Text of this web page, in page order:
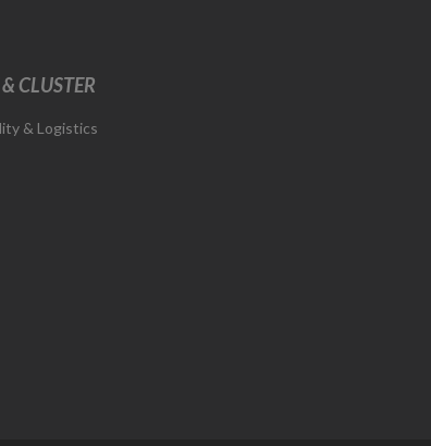
CLUSTER
& Logistics